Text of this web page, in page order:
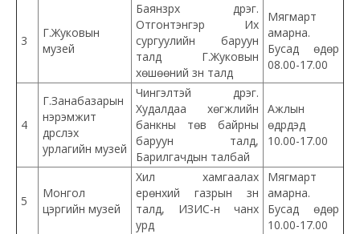
3
Г.Жуковын
музей
Баянзүрх дүүрэг.
Отгонтэнгэр Их
сургуулийн баруун
талд Г.Жуковын
хөшөөний зүүн талд
Мягмарт
амарна.
Бусад өдөр
08.00-17.00
4
Г.Занабазарын
нэрэмжит
дүрслэх
урлагийн музей
Чингэлтэй дүүрэг.
Худалдаа хөгжлийн
банкны төв байрны
баруун талд,
Барилгачдын талбай
Ажлын
өдрүүдэд
10.00-17.00
5
Монгол
цэргийн музей
Хил хамгаалах
ерөнхий газрын зүүн
талд, ИЗИС-н чанх
урд
Мягмарт
амарна.
Бусад өдөр
10.00-17.00